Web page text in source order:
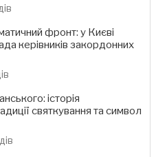
фронт: у Києві
керівників закордонних
історія
святкування та символ